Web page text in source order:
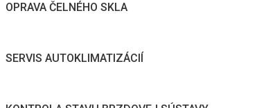
OPRAVA ČELNÉHO SKLA
SERVIS AUTOKLIMATIZÁCIÍ